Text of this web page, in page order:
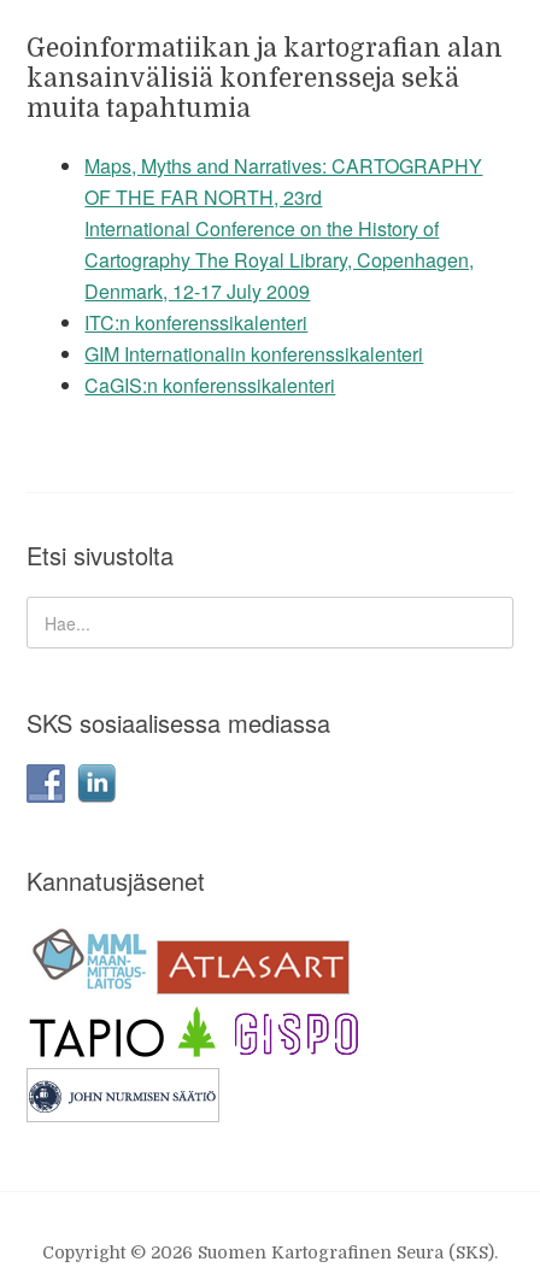
Geoinformatiikan ja kartografian alan
kansainvälisiä konferensseja sekä
muita tapahtumia
Maps, Myths and Narratives: CARTOGRAPHY
OF THE FAR NORTH, 23rd
International Conference on the History of
Cartography The Royal Library, Copenhagen,
Denmark, 12-17 July 2009
ITC:n konferenssikalenteri
GIM Internationalin konferenssikalenteri
CaGIS:n konferenssikalenteri
Etsi sivustolta
SKS sosiaalisessa mediassa
Kannatusjäsenet
Copyright © 2026 Suomen Kartografinen Seura (SKS).